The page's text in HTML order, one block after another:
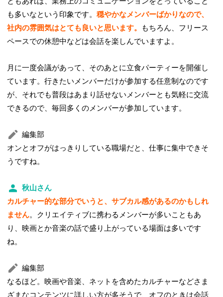
も多いなという印象です。穏やかなメンバーばかりなので、
社内の雰囲気はとても良いと思います。
もちろん、フリース
ペースでの休憩中などは会話を楽しんでいますよ。
月に一度会議があって、そのあとに立食パーティーを開催し
ています。行きたいメンバーだけが参加する任意制なのです
が、それでも普段はあまり話せないメンバーとも気軽に交流
できるので、毎回多くのメンバーが参加しています。
編集部
オンとオフがはっきりしている職場だと、仕事に集中できそ
うですね。
秋山さん
カルチャー的な部分でいうと、サブカル感があるのかもしれ
ません。クリエイティブに携わるメンバーが多いこともあ
り、映画とか音楽の話で盛り上がっている場面は多いです
ね。
編集部
なるほど。映画や音楽、ネットを含めたカルチャーなどさま
ざまなコンテンツに詳しい方が多そうで、オフのときは会話